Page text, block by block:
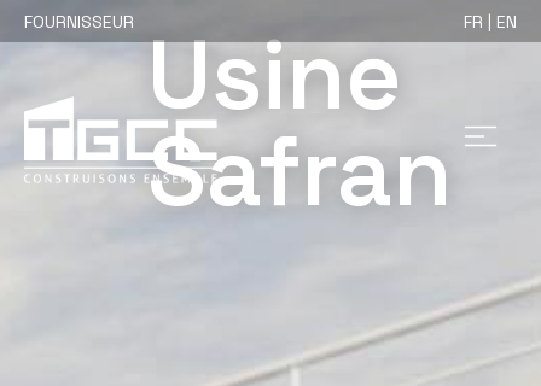
FOURNISSEUR FR | EN
Usine
Safran